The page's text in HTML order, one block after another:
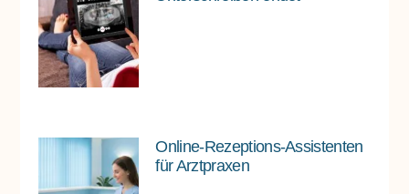
Online-Rezeptions-Assistenten
für Arztpraxen